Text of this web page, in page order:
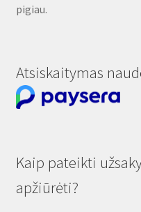
pigiau.
Atsiskaitymas
Kaip pateikti
apžiūrėti?